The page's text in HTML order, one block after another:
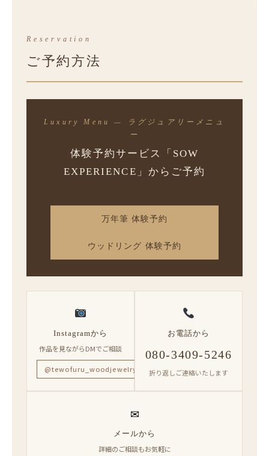
Reservation
ご予約方法
Luxury Menu — ラグジュアリーメニュ
ー
体験予約サービス「SOW
EXPERIENCE」からご予約
万年筆 体験予約
ウッドリング 体験予約
Instagramから
作品を見ながらDMでご相談
@tewofuru_woodjewelry
お電話から
080-3409-5246
折り返しご連絡いたします
✉
メールから
詳細のご相談もお気軽に